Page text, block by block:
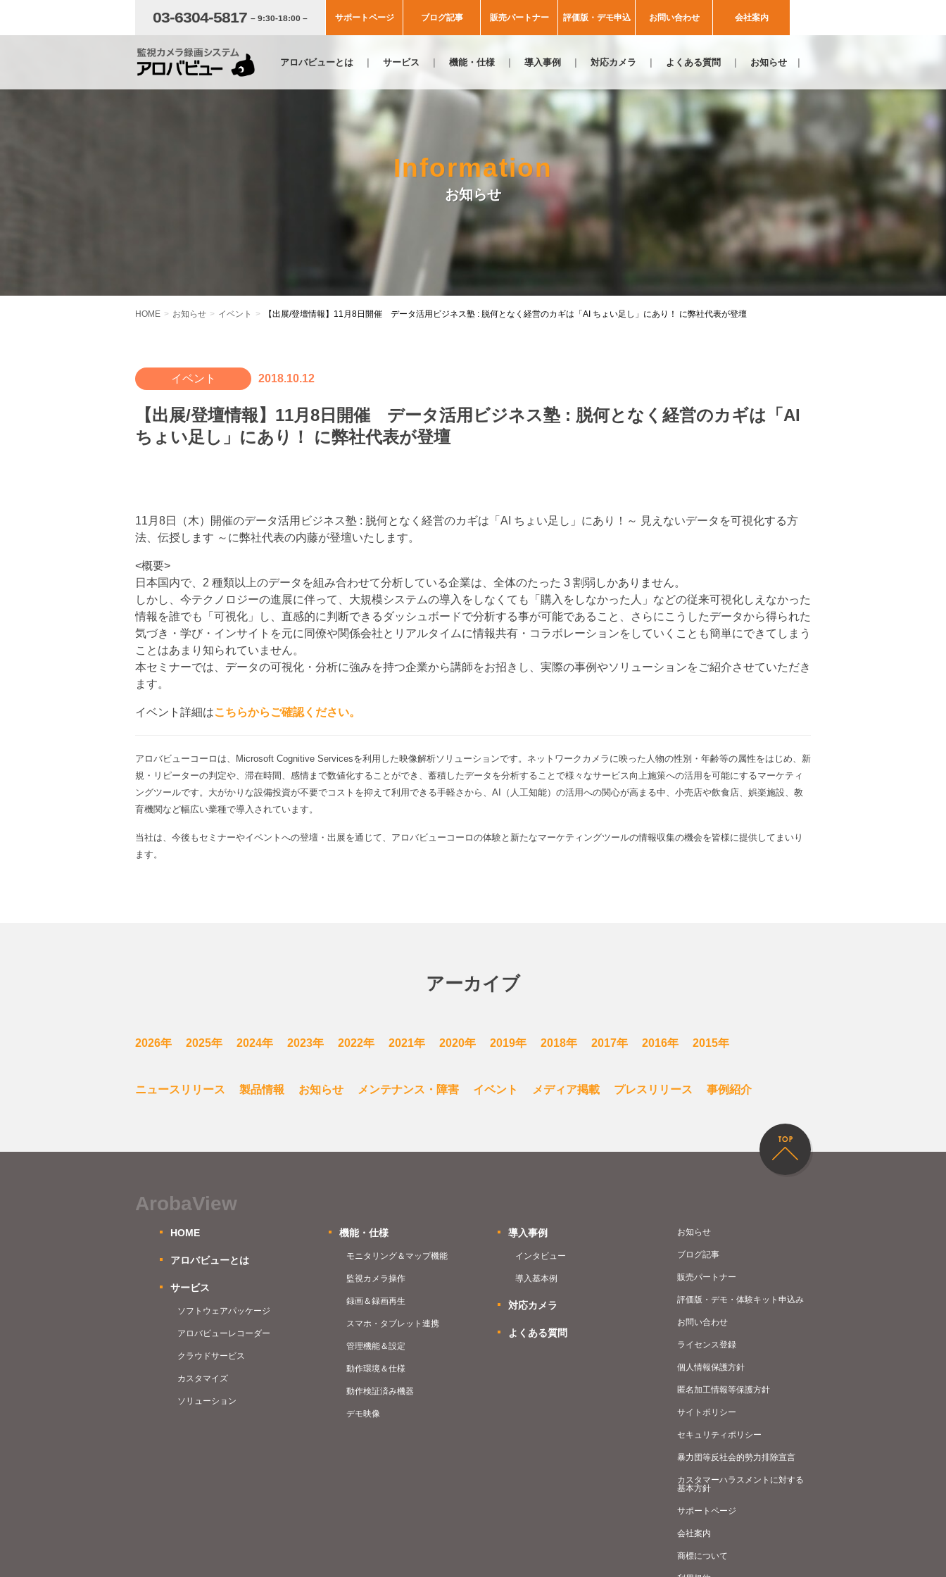
03-6304-5817 – 9:30-18:00 – サポートページ ブログ記事 販売パートナー 評価版・デモ申込 お問い合わせ 会社案内
アロバビューとは サービス 機能・仕様 導入事例 対応カメラ よくある質問 お知らせ
Information
お知らせ
HOME お知らせ イベント 【出展/登壇情報】11月8日開催 データ活用ビジネス塾 : 脱何となく経営のカギは「AI ちょい足し」にあり！ に弊社代表が登壇
イベント 2018.10.12
【出展/登壇情報】11月8日開催 データ活用ビジネス塾 : 脱何となく経営のカギは「AI
ちょい足し」にあり！ に弊社代表が登壇
11月8日（木）開催のデータ活用ビジネス塾 : 脱何となく経営のカギは「AI ちょい足し」にあり！～ 見えないデータを可視化する方
法、伝授します ～に弊社代表の内藤が登壇いたします。
<概要>
日本国内で、2 種類以上のデータを組み合わせて分析している企業は、全体のたった 3 割弱しかありません。
しかし、今テクノロジーの進展に伴って、大規模システムの導入をしなくても「購入をしなかった人」などの従来可視化しえなかった
情報を誰でも「可視化」し、直感的に判断できるダッシュボードで分析する事が可能であること、さらにこうしたデータから得られた
気づき・学び・インサイトを元に同僚や関係会社とリアルタイムに情報共有・コラボレーションをしていくことも簡単にできてしまう
ことはあまり知られていません。
本セミナーでは、データの可視化・分析に強みを持つ企業から講師をお招きし、実際の事例やソリューションをご紹介させていただき
ます。
イベント詳細はこちらからご確認ください。
アロバビューコーロは、Microsoft Cognitive Servicesを利用した映像解析ソリューションです。ネットワークカメラに映った人物の性別・年齢等の属性をはじめ、新
規・リピーターの判定や、滞在時間、感情まで数値化することができ、蓄積したデータを分析することで様々なサービス向上施策への活用を可能にするマーケティ
ングツールです。大がかりな設備投資が不要でコストを抑えて利用できる手軽さから、AI（人工知能）の活用への関心が高まる中、小売店や飲食店、娯楽施設、教
育機関など幅広い業種で導入されています。
当社は、今後もセミナーやイベントへの登壇・出展を通じて、アロバビューコーロの体験と新たなマーケティングツールの情報収集の機会を皆様に提供してまいり
ます。
アーカイブ
2026年 2025年 2024年 2023年 2022年 2021年 2020年 2019年 2018年 2017年 2016年 2015年
ニュースリリース 製品情報 お知らせ メンテナンス・障害 イベント メディア掲載 プレスリリース 事例紹介
ArobaView
HOME
アロバビューとは
サービス
ソフトウェアパッケージ
アロバビューレコーダー
クラウドサービス
カスタマイズ
ソリューション
機能・仕様
モニタリング＆マップ機能
監視カメラ操作
録画＆録画再生
スマホ・タブレット連携
管理機能＆設定
動作環境＆仕様
動作検証済み機器
デモ映像
導入事例
インタビュー
導入基本例
対応カメラ
よくある質問
お知らせ
ブログ記事
販売パートナー
評価版・デモ・体験キット申込み
お問い合わせ
ライセンス登録
個人情報保護方針
匿名加工情報等保護方針
サイトポリシー
セキュリティポリシー
暴力団等反社会的勢力排除宣言
カスタマーハラスメントに対する
基本方針
サポートページ
会社案内
商標について